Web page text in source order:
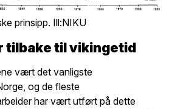
prinsipp. Ill:NIKU
tilbake til vikingetid
vært det vanligste
og de fleste
har vært utført på dette